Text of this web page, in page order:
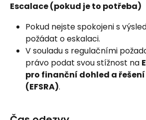
Escalace (pokud je to potřeba)
Pokud nejste spokojeni s
požádat o eskalaci.
V souladu s regulačními
právo podat svou stížnost na
pro finanční dohled a
(EFSRA).